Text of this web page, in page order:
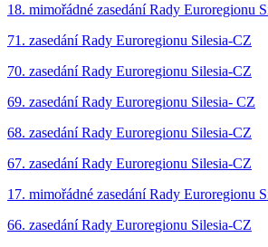
18. mimořádné zasedání Rady Euroregionu
71. zasedání Rady Euroregionu Silesia-CZ
70. zasedání Rady Euroregionu Silesia-CZ
69. zasedání Rady Euroregionu Silesia- CZ
68. zasedání Rady Euroregionu Silesia-CZ
67. zasedání Rady Euroregionu Silesia-CZ
17. mimořádné zasedání Rady Euroregionu
66. zasedání Rady Euroregionu Silesia-CZ